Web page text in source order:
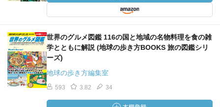
世界のグルメ図鑑 116の国と地域の名物料理を食の雑
学とともに解説 (地球の歩き方BOOKS 旅の図鑑シリ
ーズ)
地球の歩き方編集室
593 3.82 34